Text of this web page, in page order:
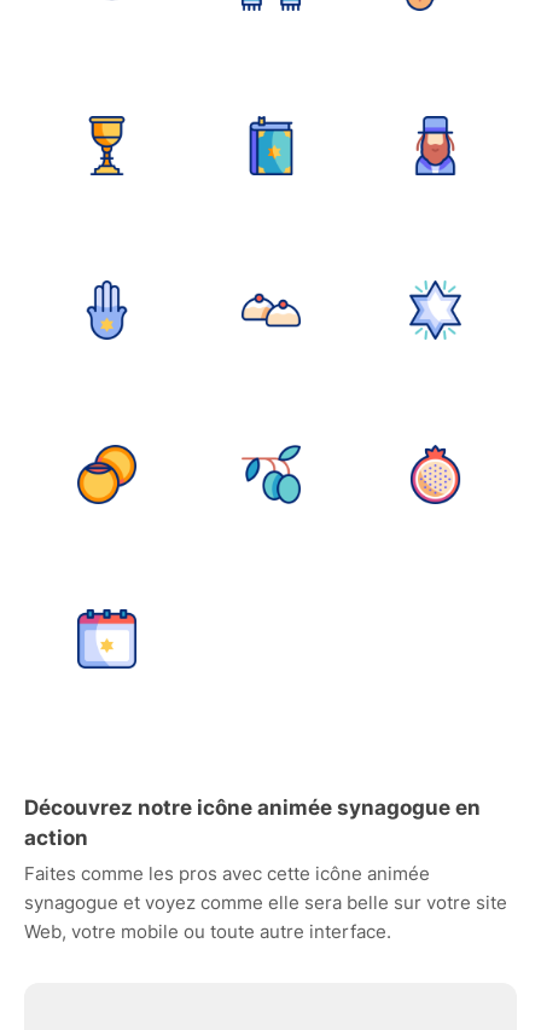
Découvrez notre icône animée synagogue en
action
Faites comme les pros avec cette icône animée
synagogue et voyez comme elle sera belle sur votre site
Web, votre mobile ou toute autre interface.